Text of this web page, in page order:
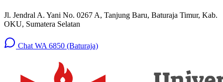
Jl. Jendral A. Yani No. 0267 A, Tanjung Baru, Baturaja Timur, Kab.
OKU, Sumatera Selatan
Chat WA 6850 (Baturaja)